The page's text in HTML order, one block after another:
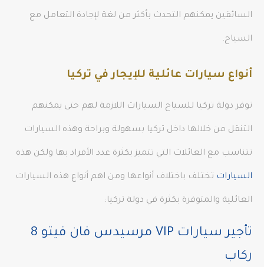
السائقين يمكنهم التحدث بأكثر من لغة لإجادة التعامل مع
السياح.
أنواع سيارات عائلية للإيجار في تركيا
توفر دولة تركيا للسياح السيارات اللازمة لهم حتى يمكنهم
التنقل من خلالها داخل تركيا بسهولة وبراحة وهذه السيارات
تتناسب مع العائلات التي تتميز بكثرة عدد الأفراد بها ولكن هذه
السيارات تختلف باختلاف أنواعها ومن اهم أنواع هذه السيارات
العائلية والمتوفرة بكثرة في دولة تركيا:
تأجير سيارات VIP مرسيدس فان فيتو 8
ركاب